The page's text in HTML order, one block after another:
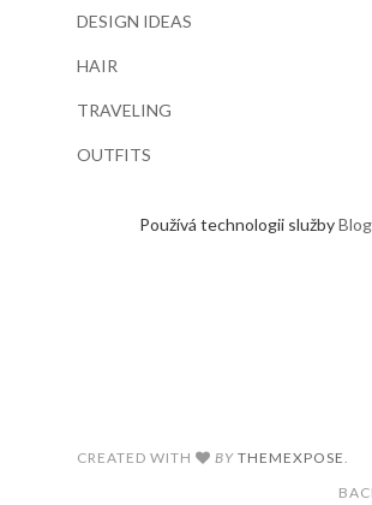
DESIGN IDEAS
HAIR
TRAVELING
OUTFITS
Používá technologii služby
CREATED WITH BY THEMEXPOSE